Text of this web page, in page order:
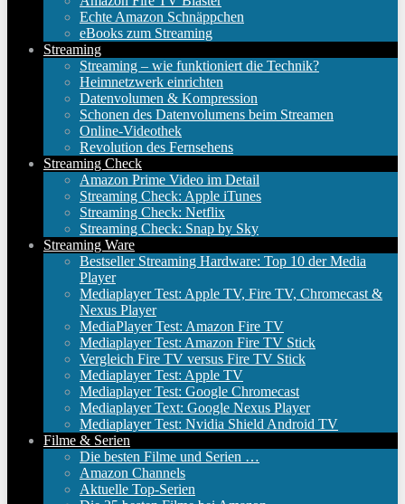
Echte Amazon Schnäppchen
eBooks zum Streaming
Streaming
Streaming – wie funktioniert die Technik?
Heimnetzwerk einrichten
Datenvolumen & Kompression
Schonen des Datenvolumens beim Streamen
Online-Videothek
Revolution des Fernsehens
Streaming Check
Amazon Prime Video im Detail
Streaming Check: Apple iTunes
Streaming Check: Netflix
Streaming Check: Snap by Sky
Streaming Ware
Bestseller Streaming Hardware: Top 10 der Media
Player
Mediaplayer Test: Apple TV, Fire TV, Chromecast &
Nexus Player
MediaPlayer Test: Amazon Fire TV
Mediaplayer Test: Amazon Fire TV Stick
Vergleich Fire TV versus Fire TV Stick
Mediaplayer Test: Apple TV
Mediaplayer Test: Google Chromecast
Mediaplayer Text: Google Nexus Player
Mediaplayer Test: Nvidia Shield Android TV
Filme & Serien
Die besten Filme und Serien …
Amazon Channels
Aktuelle Top-Serien